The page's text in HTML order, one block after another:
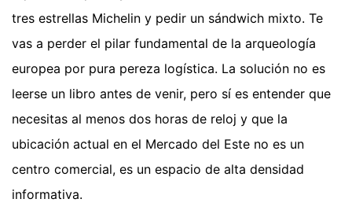
tres estrellas Michelin y pedir un sándwich mixto. Te
vas a perder el pilar fundamental de la arqueología
europea por pura pereza logística. La solución no es
leerse un libro antes de venir, pero sí es entender que
necesitas al menos dos horas de reloj y que la
ubicación actual en el Mercado del Este no es un
centro comercial, es un espacio de alta densidad
informativa.